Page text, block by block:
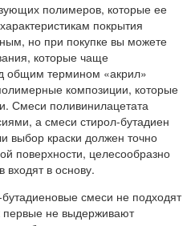
полимеров, которые ее
покрытия
но при покупке вы можете
которые чаще
общим термином «акрил»
композиции, которые
Смеси поливинилацетата
а смеси стирол-бутадиен
выбор краски должен точно
поверхности, целесообразно
входят в основу.
смеси не подходят
первые не выдерживают